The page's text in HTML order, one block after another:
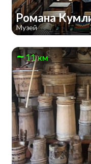
Романа
Музей
11 км